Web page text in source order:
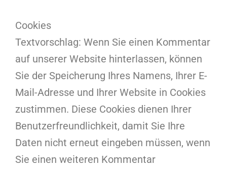
Cookies
Textvorschlag: Wenn Sie einen Kommentar
auf unserer Website hinterlassen, können
Sie der Speicherung Ihres Namens, Ihrer E-
Mail-Adresse und Ihrer Website in Cookies
zustimmen. Diese Cookies dienen Ihrer
Benutzerfreundlichkeit, damit Sie Ihre
Daten nicht erneut eingeben müssen, wenn
Sie einen weiteren Kommentar